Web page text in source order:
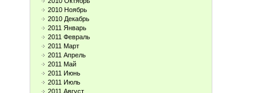
2010 Ноябрь
2010 Декабрь
2011 Январь
2011 Февраль
2011 Март
2011 Апрель
2011 Май
2011 Июнь
2011 Июль
2011 Август